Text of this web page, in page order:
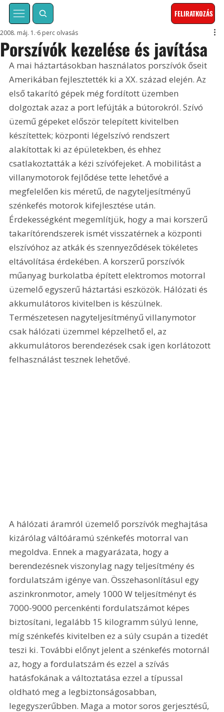
FELIRATKOZÁS
Porszívók kezelése és javítása
2008. máj. 1. 6 perc olvasás
A mai háztartásokban használatos porszívók őseit
Amerikában fejlesztették ki a XX. század elején. Az
első takarító gépek még fordított üzemben
dolgoztak azaz a port lefújták a bútorokról. Szívó
üzemű gépeket először telepített kivitelben
készítettek; központi légelszívó rendszert
alakítottak ki az épületekben, és ehhez
csatlakoztatták a kézi szívófejeket. A mobilitást a
villanymotorok fejlődése tette lehetővé a
megfelelően kis méretű, de nagyteljesítményű
szénkefés motorok kifejlesztése után.
Érdekességként megemlítjük, hogy a mai korszerű
takarítórendszerek ismét visszatérnek a központi
elszívóhoz az atkák és szennyeződések tökéletes
eltávolítása érdekében. A korszerű porszívók
műanyag burkolatba épített elektromos motorral
üzemelő egyszerű háztartási eszközök. Hálózati és
akkumulátoros kivitelben is készülnek.
Természetesen nagyteljesítményű villanymotor
csak hálózati üzemmel képzelhető el, az
akkumulátoros berendezések csak igen korlátozott
felhasználást tesznek lehetővé.
A hálózati áramról üzemelő porszívók meghajtása
kizárólag váltóáramú szénkefés motorral van
megoldva. Ennek a magyarázata, hogy a
berendezésnek viszonylag nagy teljesítmény és
fordulatszám igénye van. Összehasonlításul egy
aszinkronmotor, amely 1000 W teljesítményt és
7000-9000 percenkénti fordulatszámot képes
biztosítani, legalább 15 kilogramm súlyú lenne,
míg szénkefés kivitelben ez a súly csupán a tizedét
teszi ki. További előnyt jelent a szénkefés motornál
az, hogy a fordulatszám és ezzel a szívás
hatásfokának a változtatása ezzel a típussal
oldható meg a legbiztonságosabban,
legegyszerűbben. Maga a motor soros gerjesztésű,